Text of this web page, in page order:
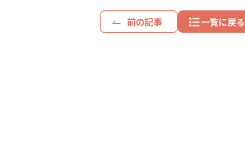
前の記事 一覧に戻る